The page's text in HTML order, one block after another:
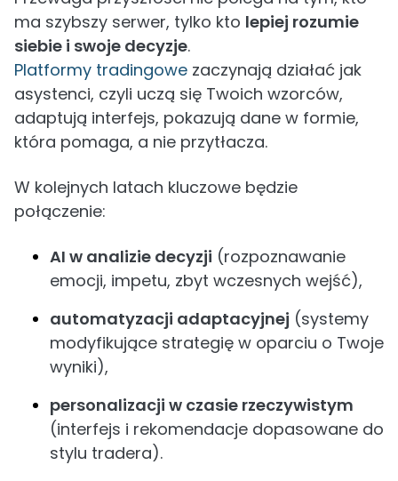
ma szybszy serwer, tylko kto lepiej rozumie
siebie i swoje decyzje.
Platformy tradingowe zaczynają działać jak
asystenci, czyli uczą się Twoich wzorców,
adaptują interfejs, pokazują dane w formie,
która pomaga, a nie przytłacza.
W kolejnych latach kluczowe będzie
połączenie:
AI w analizie decyzji (rozpoznawanie
emocji, impetu, zbyt wczesnych wejść),
automatyzacji adaptacyjnej (systemy
modyfikujące strategię w oparciu o Twoje
wyniki),
personalizacji w czasie rzeczywistym
(interfejs i rekomendacje dopasowane do
stylu tradera).